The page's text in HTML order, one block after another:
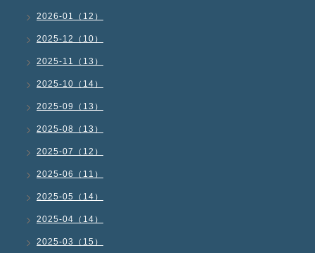
2026-01（12）
2025-12（10）
2025-11（13）
2025-10（14）
2025-09（13）
2025-08（13）
2025-07（12）
2025-06（11）
2025-05（14）
2025-04（14）
2025-03（15）